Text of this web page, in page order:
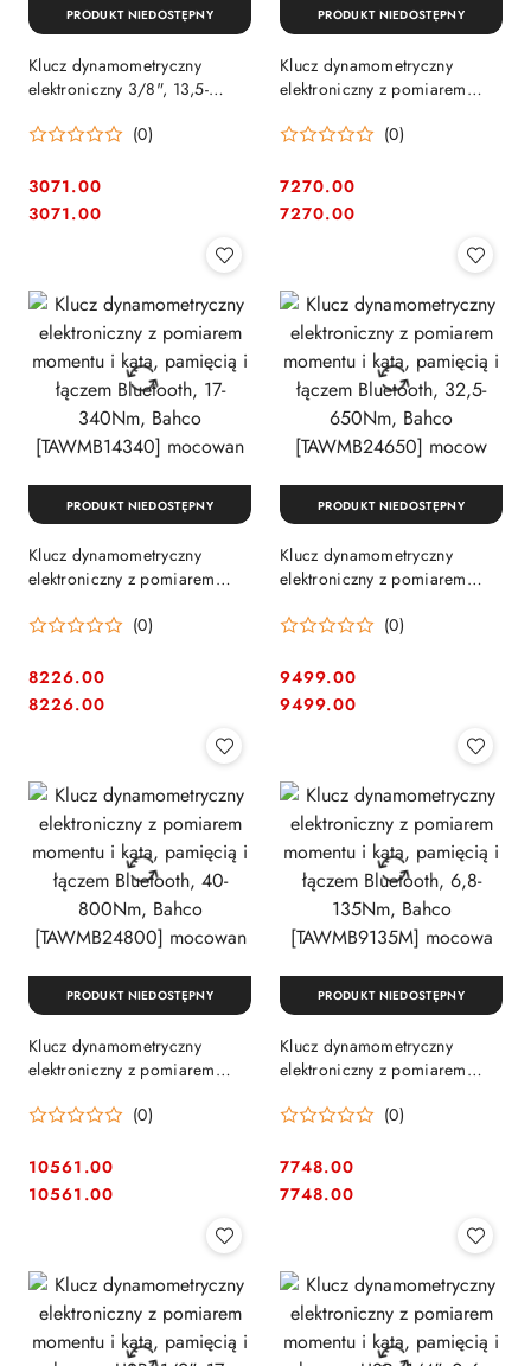
Klucz dynamometryczny
elektroniczny 3/8", 13,5-
wymienną głowicą, Bahco
(0)
Cena:
3071.00
Cena:
3071.00
PRODUKT NIEDOSTĘPNY
Klucz dynamometryczny
elektroniczny z pomiarem
1,5-30Nm [TAWMB930M]
(0)
Cena:
7270.00
Cena:
7270.00
PRODUKT NIEDOSTĘPNY
Klucz dynamometryczny
elektroniczny z pomiarem
łączem Bluetooth, 17-340Nm,
mocowan
(0)
Cena:
8226.00
Cena:
8226.00
PRODUKT NIEDOSTĘPNY
Klucz dynamometryczny
elektroniczny z pomiarem
łączem Bluetooth, 32,5-
[TAWMB24650] mocow
(0)
Cena:
9499.00
Cena:
9499.00
PRODUKT NIEDOSTĘPNY
Klucz dynamometryczny
elektroniczny z pomiarem
łączem Bluetooth, 40-800Nm,
mocowan
(0)
Cena:
10561.00
Cena:
10561.00
PRODUKT NIEDOSTĘPNY
Klucz dynamometryczny
elektroniczny z pomiarem
łączem Bluetooth, 6,8-135Nm,
mocowa
(0)
Cena:
7748.00
Cena:
7748.00
PRODUKT NIEDOSTĘPNY